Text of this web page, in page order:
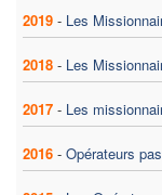
2019 - Les
2018 - Les
2017 - Les
2016 - Opérateurs